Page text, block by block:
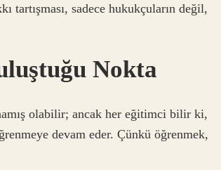
sadece hukukçuların değil,
Nokta
olabilir; ancak her eğitimci bilir ki,
devam eder. Çünkü öğrenmek,